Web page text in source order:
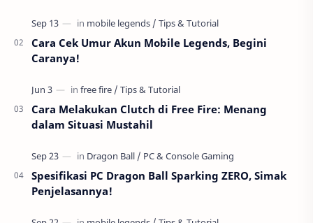
Cara Cek Umur Akun Mobile Legends, Begini
Caranya!
Cara Melakukan Clutch di Free Fire: Menang
dalam Situasi Mustahil
Spesifikasi PC Dragon Ball Sparking ZERO, Simak
Penjelasannya!